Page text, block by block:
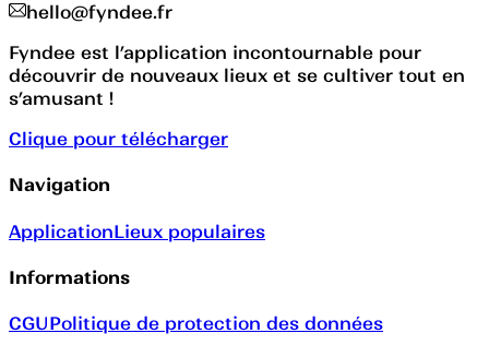
hello@fyndee.fr
Fyndee est l’application incontournable pour
découvrir de nouveaux lieux et se cultiver tout en
s’amusant !
Clique pour télécharger
Navigation
ApplicationLieux populaires
Informations
CGUPolitique de protection des données